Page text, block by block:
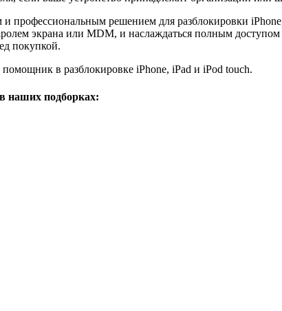
и профессиональным решением для разблокировки
экрана или MDM, и наслаждаться полным
покупкой.
в разблокировке iPhone, iPad и iPod touch.
наших подборках: